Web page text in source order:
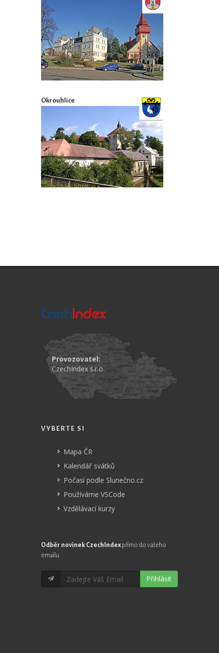
Okrouhlice
Provozovatel:
CzechIndex s.r.o.
VYBERTE SI
Mapa ČR
Kalendář svátků
Počasí podle Slunečno.cz
Používáme VSCode
Vzdělávací kurzy
Odběr novinek CzechIndex přímo do vašeho
emailu
Přihlásit